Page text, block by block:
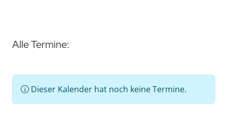
Alle Termine:
Dieser Kalender hat noch keine Termine.